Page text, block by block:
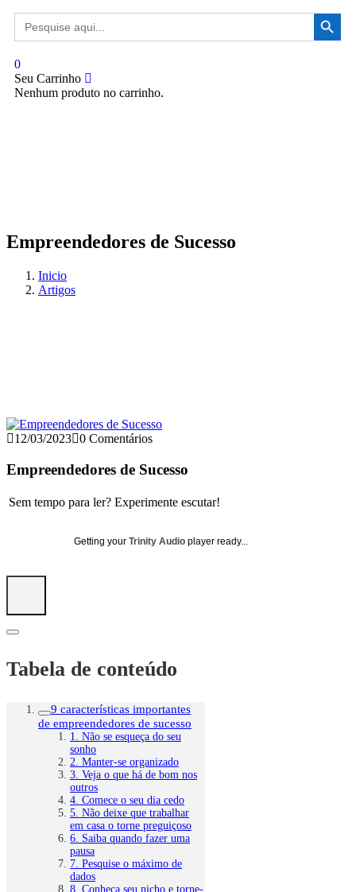
Search
for:
Search Button
0
Seu Carrinho
Nenhum produto no carrinho.
Empreendedores de Sucesso
Inicio
Artigos
12/03/2023 0 Comentários
Empreendedores de Sucesso
Sem tempo para ler? Experimente escutar!
Getting your Trinity Audio player ready...
Tabela de conteúdo
9 características importantes
de empreendedores de sucesso
1. Não se esqueça do seu
sonho
2. Manter-se organizado
3. Veja o que há de bom nos
outros
4. Comece o seu dia cedo
5. Não deixe que trabalhar
em casa o torne preguiçoso
6. Saiba quando fazer uma
pausa
7. Pesquise o máximo de
dados
8. Conheça seu nicho e torne-